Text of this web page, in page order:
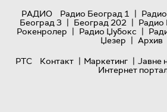
РАДИО
Радио Београд 1 |
Београд 3 | Београд 202 | Радио
Рокенролер | Радио Џубокс |
Џезер | Архив
РТС
Контакт | Маркетинг | Јавне
Интернет